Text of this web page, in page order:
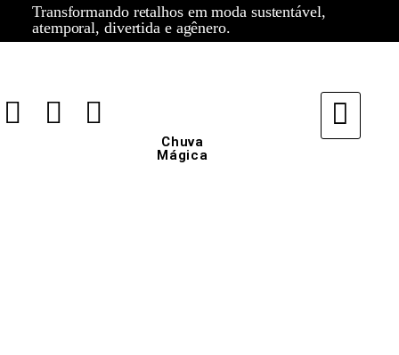
Transformando retalhos em moda sustentável,
atemporal, divertida e agênero.
Chuva
Mágica